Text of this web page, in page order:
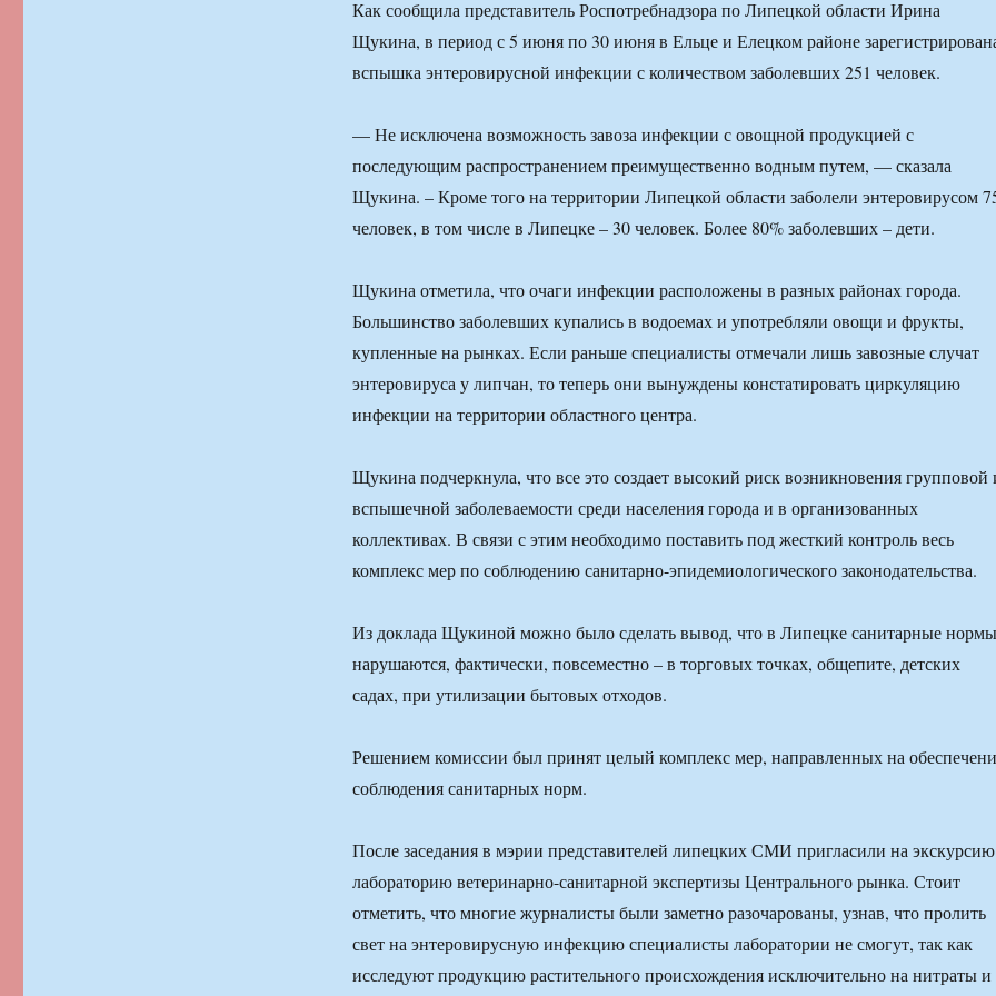
Как сообщила представитель Роспотребнадзора по Липецкой области Ирина
Щукина, в период с 5 июня по 30 июня в Ельце и Елецком районе
вспышка энтеровирусной инфекции с количеством заболевших 251 человек.
— Не исключена возможность завоза инфекции с овощной продукцией с
последующим распространением преимущественно водным путем, — сказала
Щукина. – Кроме того на территории Липецкой области заболели энтеровирусом
человек, в том числе в Липецке – 30 человек. Более 80% заболевших – дети.
Щукина отметила, что очаги инфекции расположены в разных районах города.
Большинство заболевших купались в водоемах и употребляли овощи и фрукты,
купленные на рынках. Если раньше специалисты отмечали лишь завозные случат
энтеровируса у липчан, то теперь они вынуждены констатировать циркуляцию
инфекции на территории областного центра.
Щукина подчеркнула, что все это создает высокий риск возникновения групповой
вспышечной заболеваемости среди населения города и в организованных
коллективах. В связи с этим необходимо поставить под жесткий контроль весь
комплекс мер по соблюдению санитарно-эпидемиологического законодательства.
Из доклада Щукиной можно было сделать вывод, что в Липецке санитарные нормы
нарушаются, фактически, повсеместно – в торговых точках, общепите, детских
садах, при утилизации бытовых отходов.
Решением комиссии был принят целый комплекс мер, направленных на
соблюдения санитарных норм.
После заседания в мэрии представителей липецких СМИ пригласили на
лабораторию ветеринарно-санитарной экспертизы Центрального рынка. Стоит
отметить, что многие журналисты были заметно разочарованы, узнав, что пролить
свет на энтеровирусную инфекцию специалисты лаборатории не смогут, так как
исследуют продукцию растительного происхождения исключительно на нитраты и